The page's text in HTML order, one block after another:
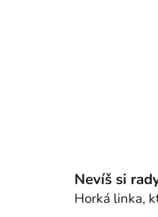
Nevíš si
Horká linka,